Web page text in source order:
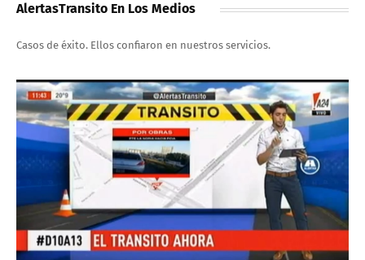
AlertasTransito En Los Medios
Casos de éxito. Ellos confiaron en nuestros servicios.